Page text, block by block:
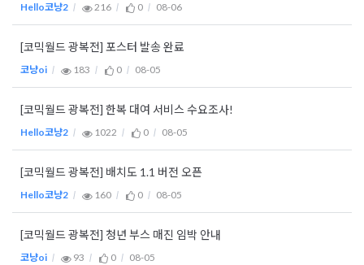
Hello코냥2 216 0 08-06
[코믹월드 광복전] 포스터 발송 완료
코냥oi 183 0 08-05
[코믹월드 광복전] 한복 대여 서비스 수요조사!
Hello코냥2 1022 0 08-05
[코믹월드 광복전] 배치도 1.1 버전 오픈
Hello코냥2 160 0 08-05
[코믹월드 광복전] 청년 부스 매진 임박 안내
코냥oi 93 0 08-05